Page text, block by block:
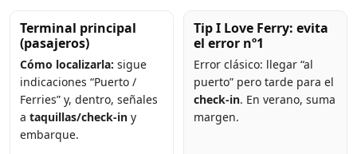
Terminal principal
(pasajeros)
Cómo localizarla: sigue
indicaciones “Puerto /
Ferries” y, dentro, señales
a taquillas/check-in y
embarque.
Tip I Love Ferry: evita
el error nº1
Error clásico: llegar “al
puerto” pero tarde para el
check-in. En verano, suma
margen.